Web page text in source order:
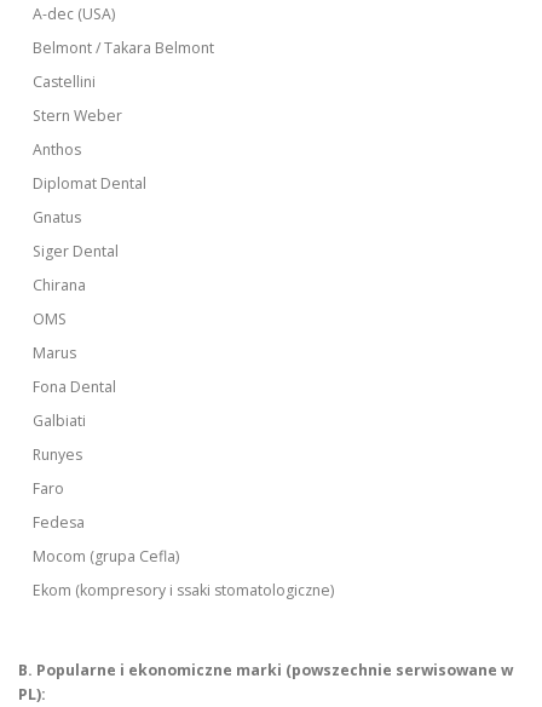
A-dec (USA)
Belmont / Takara Belmont
Castellini
Stern Weber
Anthos
Diplomat Dental
Gnatus
Siger Dental
Chirana
OMS
Marus
Fona Dental
Galbiati
Runyes
Faro
Fedesa
Mocom (grupa Cefla)
Ekom (kompresory i ssaki stomatologiczne)
B. Popularne i ekonomiczne marki (powszechnie serwisowane w
PL):